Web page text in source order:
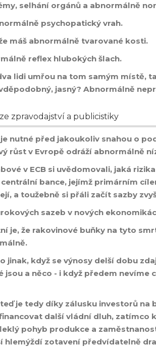
selhání orgánů a abnormálně
psychopatický vrah.
máš abnormálně tvarované kosti.
reflex hlubokých šlach.
lidi umřou na tom samým místě,
jasný? Abnormálně
zpravodajství a publicistiky
nutné před jakoukoliv snahou o
růst v Evropě odráží abnormálně
v ECB si uvědomovali, jaká
centrální bance, jejímž primárním
a toužebně si přáli začít sazby
sazeb v nových
je, že rakovinové buňky na tyto
jinak, když se výnosy delší dobu
jsou a něco - i když předem nevíme
je tedy díky zálusku investorů na
další vládní dluh, zatímco
pohyb produkce a
hlemýždí zotavení předvídatelně